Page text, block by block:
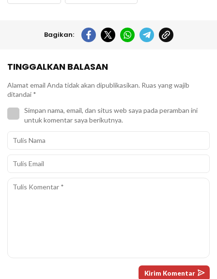
Bagikan:
TINGGALKAN BALASAN
Alamat email Anda tidak akan dipublikasikan. Ruas yang wajib
ditandai *
Simpan nama, email, dan situs web saya pada peramban ini
untuk komentar saya berikutnya.